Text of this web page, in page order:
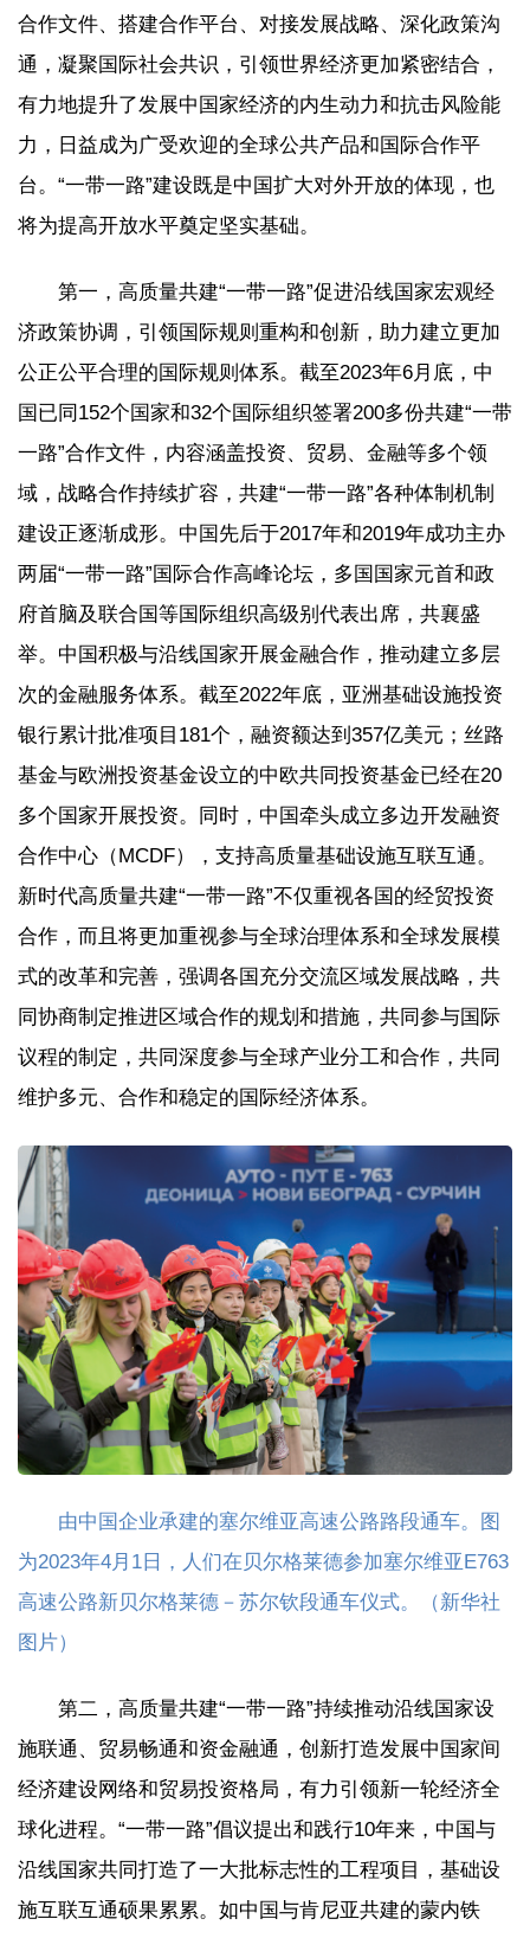
合作文件、搭建合作平台、对接发展战略、深化政策沟
通，凝聚国际社会共识，引领世界经济更加紧密结合，
有力地提升了发展中国家经济的内生动力和抗击风险能
力，日益成为广受欢迎的全球公共产品和国际合作平
台。“一带一路”建设既是中国扩大对外开放的体现，也
将为提高开放水平奠定坚实基础。
第一，高质量共建“一带一路”促进沿线国家宏观经
济政策协调，引领国际规则重构和创新，助力建立更加
公正公平合理的国际规则体系。截至2023年6月底，中
国已同152个国家和32个国际组织签署200多份共建“一带
一路”合作文件，内容涵盖投资、贸易、金融等多个领
域，战略合作持续扩容，共建“一带一路”各种体制机制
建设正逐渐成形。中国先后于2017年和2019年成功主办
两届“一带一路”国际合作高峰论坛，多国国家元首和政
府首脑及联合国等国际组织高级别代表出席，共襄盛
举。中国积极与沿线国家开展金融合作，推动建立多层
次的金融服务体系。截至2022年底，亚洲基础设施投资
银行累计批准项目181个，融资额达到357亿美元；丝路
基金与欧洲投资基金设立的中欧共同投资基金已经在20
多个国家开展投资。同时，中国牵头成立多边开发融资
合作中心（MCDF），支持高质量基础设施互联互通。
新时代高质量共建“一带一路”不仅重视各国的经贸投资
合作，而且将更加重视参与全球治理体系和全球发展模
式的改革和完善，强调各国充分交流区域发展战略，共
同协商制定推进区域合作的规划和措施，共同参与国际
议程的制定，共同深度参与全球产业分工和合作，共同
维护多元、合作和稳定的国际经济体系。
由中国企业承建的塞尔维亚高速公路路段通车。图
为2023年4月1日，人们在贝尔格莱德参加塞尔维亚E763
高速公路新贝尔格莱德－苏尔钦段通车仪式。（新华社
图片）
第二，高质量共建“一带一路”持续推动沿线国家设
施联通、贸易畅通和资金融通，创新打造发展中国家间
经济建设网络和贸易投资格局，有力引领新一轮经济全
球化进程。“一带一路”倡议提出和践行10年来，中国与
沿线国家共同打造了一大批标志性的工程项目，基础设
施互联互通硕果累累。如中国与肯尼亚共建的蒙内铁